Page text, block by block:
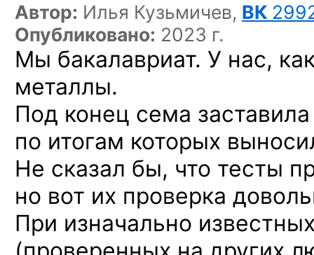
Автор: Илья Кузьмичев, ВК
Опубликовано: 2023 г.
Мы бакалавриат. У нас,
металлы.
Под конец сема
по итогам которых
Не сказал бы, что тесты
но вот их проверка
При изначально